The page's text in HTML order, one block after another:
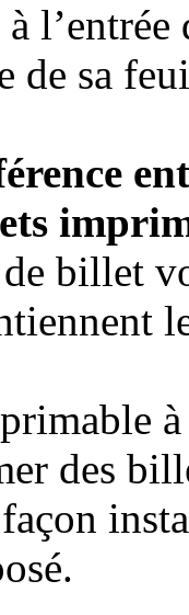
l’entrée
de sa
billet
des